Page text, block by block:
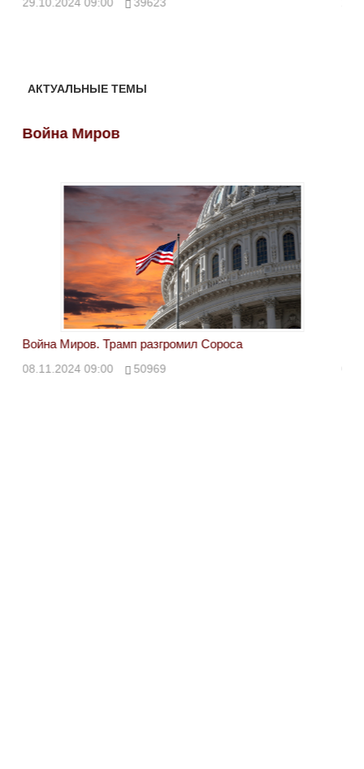
АКТУАЛЬНЫЕ ТЕМЫ
Война Миров
Война Миров. Трамп разгромил Сороса
08.11.2024 09:00 50969